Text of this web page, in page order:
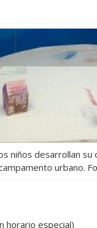
niños desarrollan su
urbano.
horario especial)